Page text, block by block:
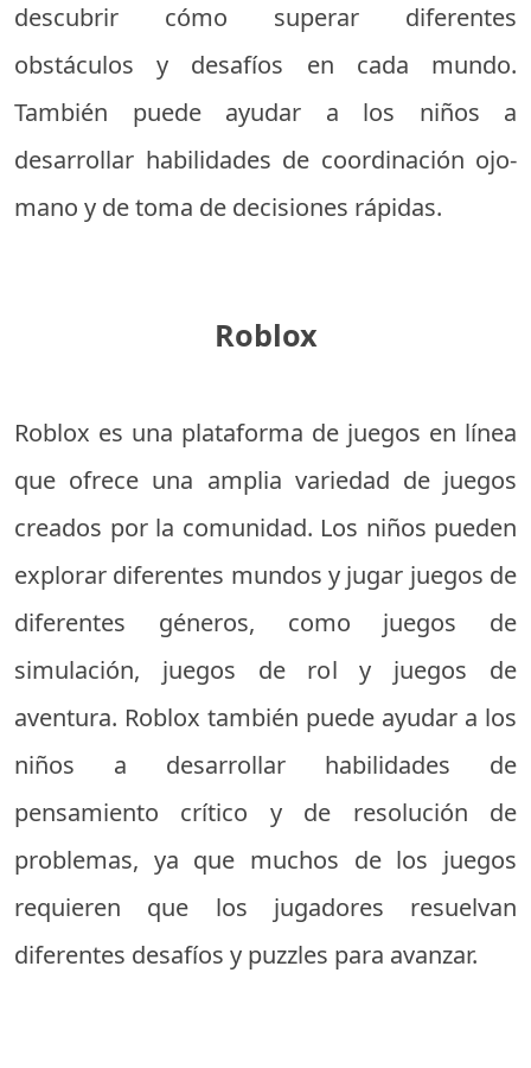
descubrir cómo superar diferentes
obstáculos y desafíos en cada mundo.
También puede ayudar a los niños a
desarrollar habilidades de coordinación ojo-
mano y de toma de decisiones rápidas.
Roblox
Roblox es una plataforma de juegos en línea
que ofrece una amplia variedad de juegos
creados por la comunidad. Los niños pueden
explorar diferentes mundos y jugar juegos de
diferentes géneros, como juegos de
simulación, juegos de rol y juegos de
aventura. Roblox también puede ayudar a los
niños a desarrollar habilidades de
pensamiento crítico y de resolución de
problemas, ya que muchos de los juegos
requieren que los jugadores resuelvan
diferentes desafíos y puzzles para avanzar.